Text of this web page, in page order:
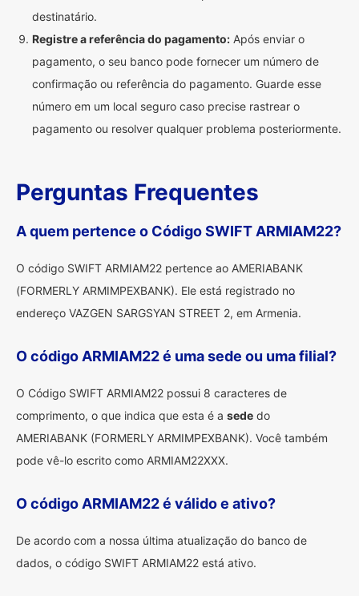
destinatário.
Registre a referência do pagamento: Após enviar o
pagamento, o seu banco pode fornecer um número de
confirmação ou referência do pagamento. Guarde esse
número em um local seguro caso precise rastrear o
pagamento ou resolver qualquer problema posteriormente.
Perguntas Frequentes
A quem pertence o Código SWIFT ARMIAM22?
O código SWIFT ARMIAM22 pertence ao AMERIABANK
(FORMERLY ARMIMPEXBANK). Ele está registrado no
endereço VAZGEN SARGSYAN STREET 2, em Armenia.
O código ARMIAM22 é uma sede ou uma filial?
O Código SWIFT ARMIAM22 possui 8 caracteres de
comprimento, o que indica que esta é a sede do
AMERIABANK (FORMERLY ARMIMPEXBANK). Você também
pode vê-lo escrito como ARMIAM22XXX.
O código ARMIAM22 é válido e ativo?
De acordo com a nossa última atualização do banco de
dados, o código SWIFT ARMIAM22 está ativo.